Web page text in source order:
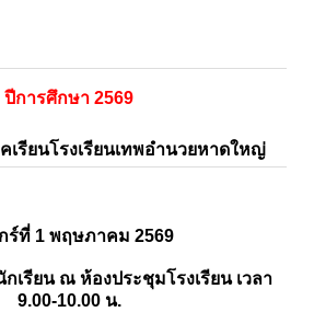
ปีการศึกษา 2569
เรียนโรงเรียนเทพอำนวยหาดใหญ่
ร์ที่ 1 พฤษภาคม 2569
เรียน ณ ห้องประชุมโรงเรียน เวลา
9.00-10.00 น.